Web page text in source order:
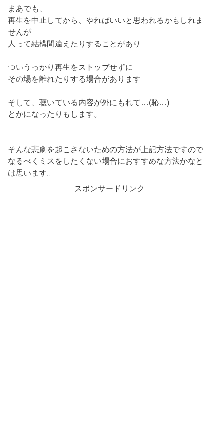
まあでも、
再生を中止してから、やればいいと思われるかもしれま
せんが
人って結構間違えたりすることがあり
ついうっかり再生をストップせずに
その場を離れたりする場合があります
そして、聴いている内容が外にもれて…(恥…)
とかになったりもします。
そんな悲劇を起こさないための方法が上記方法ですので
なるべくミスをしたくない場合におすすめな方法かなと
は思います。
スポンサードリンク